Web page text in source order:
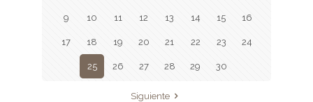
9 10 11 12 13 14 15 16
17 18 19 20 21 22 23 24
25 26 27 28 29 30
Siguiente